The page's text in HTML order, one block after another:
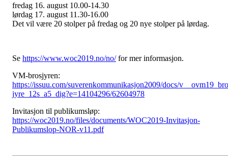
fredag 16. august 10.00-14.30
lørdag 17. august 11.30-16.00
Det vil være 20 stolper på fredag og 20 nye stolper på lørdag.
Se https://www.woc2019.no/no/for mer informasjon.
VM-brosjyren:
https://issuu.com/suverenkommunikasjon2009/docs/
jyre_12s_a5_dig?e=14104296/62604978
Invitasjon til publikumsløp:
https://woc2019.no/files/documents/WOC2019-Invitasjon-
Publikumslop-NOR-v11.pdf